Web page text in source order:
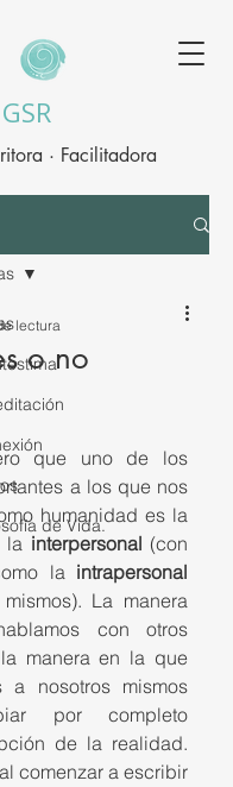
· Facilitadora
de Vida.
o no
lectura
5 estrellas.
a los que nos
humanidad es la
la interpersonal (con
la intrapersonal
La manera
con otros
manera en la que
a nosotros mismos
por completo
de la realidad.
comenzar a escribir